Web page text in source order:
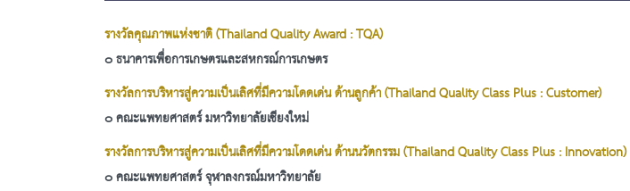
รางวัลคุณภาพแห่งชาติ (Thailand Quality Award : TQA)
๐ ธนาคารเพื่อการเกษตรและสหกรณ์การเกษตร
รางวัลการบริหารสู่ความเป็นเลิศที่มีความโดดเด่น ด้านลูกค้า (Thailand Quality Class Plus : Customer)
๐ คณะแพทยศาสตร์ มหาวิทยาลัยเชียงใหม่
รางวัลการบริหารสู่ความเป็นเลิศที่มีความโดดเด่น ด้านนวัตกรรม (Thailand Quality Class Plus : Innovation)
๐ คณะแพทยศาสตร์ จุฬาลงกรณ์มหาวิทยาลัย